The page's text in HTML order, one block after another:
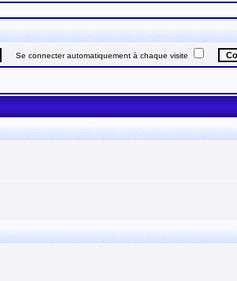
Se connecter automatiquement à chaque visite